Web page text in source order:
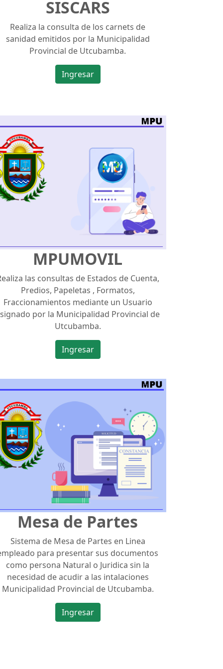
SISCARS
Realiza la consulta de los carnets de
sanidad emitidos por la Municipalidad
Provincial de Utcubamba.
Ingresar
MPUMOVIL
las consultas de Estados de Cuenta,
Predios, Papeletas , Formatos,
Fraccionamientos mediante un Usuario
por la Municipalidad Provincial de
Utcubamba.
Ingresar
Mesa de Partes
Sistema de Mesa de Partes en Linea
para presentar sus documentos
como persona Natural o Juridica sin la
necesidad de acudir a las intalaciones
Municipalidad Provincial de Utcubamba.
Ingresar